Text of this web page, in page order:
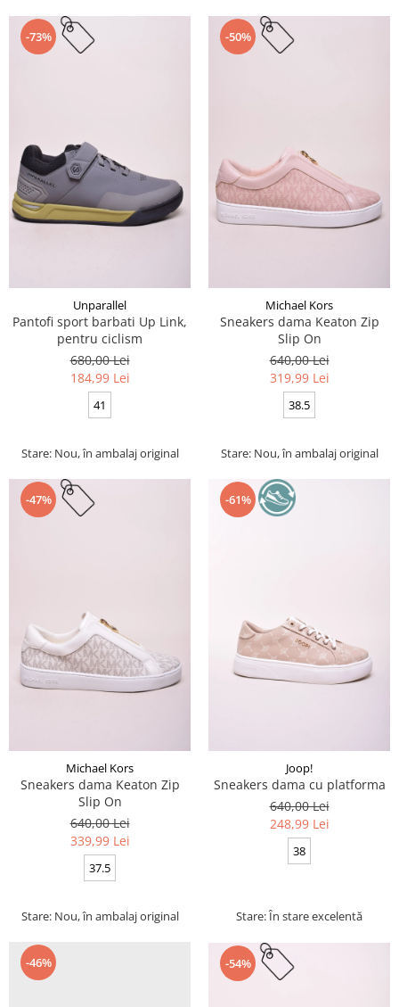
-73%
Unparallel
Pantofi sport barbati Up Link,
pentru ciclism
680,00 Lei
184,99 Lei
41
Stare: Nou, în ambalaj original
-50%
Michael Kors
Sneakers dama Keaton Zip
Slip On
640,00 Lei
319,99 Lei
38.5
Stare: Nou, în ambalaj original
-47%
Michael Kors
Sneakers dama Keaton Zip
Slip On
640,00 Lei
339,99 Lei
37.5
Stare: Nou, în ambalaj original
-61%
Joop!
Sneakers dama cu platforma
640,00 Lei
248,99 Lei
38
Stare: În stare excelentă
-46% -54%